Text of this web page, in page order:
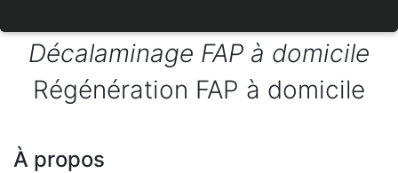
Décalaminage FAP à domicile
Régénération FAP à domicile
À propos